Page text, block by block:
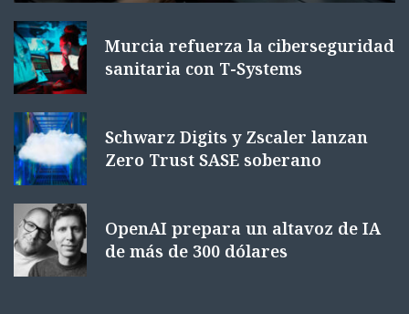
Murcia refuerza la ciberseguridad
sanitaria con T-Systems
Schwarz Digits y Zscaler lanzan
Zero Trust SASE soberano
OpenAI prepara un altavoz de IA
de más de 300 dólares